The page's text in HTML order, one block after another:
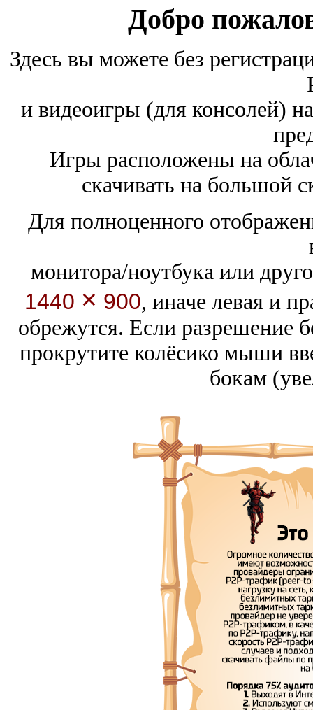
Добро
Здесь вы можете без
и видеоигры (для консолей)
Игры расположены на
скачивать на большой
Для полноценного
монитора/ноутбука или
1440 × 900, иначе левая и
обрежутся. Если разрешение
прокрутите колёсико мыши
бокам